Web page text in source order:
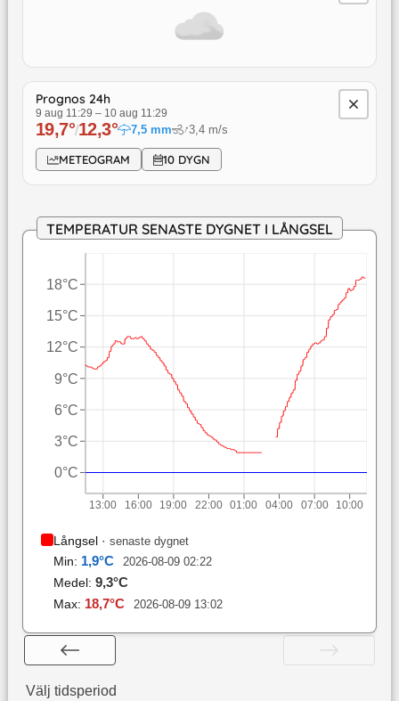
Prognos 24h
9 aug 11:29 – 10 aug 11:29
19,7°/12,3° 7,5 mm ↓3,4 m/s
METEOGRAM 10 DYGN
TEMPERATUR SENASTE DYGNET I LÅNGSEL
13:00 16:00 19:00 22:00 01:00 04:00 07:00 10:00
0°C
3°C
6°C
9°C
12°C
15°C
18°C
Långsel· senaste dygnet
Min: 1,9°C 2026-08-09 02:22
Medel: 9,3°C
Max: 18,7°C 2026-08-09 13:02
Välj tidsperiod